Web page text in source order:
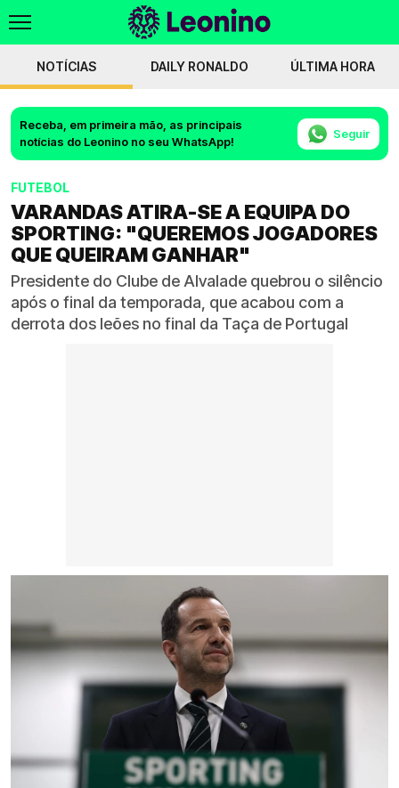
NOTÍCIAS DAILY RONALDO ÚLTIMA HORA
Receba, em primeira mão, as principais
notícias do Leonino no seu WhatsApp!
Seguir
FUTEBOL
VARANDAS ATIRA-SE A EQUIPA DO
SPORTING: "QUEREMOS JOGADORES
QUE QUEIRAM GANHAR"
Presidente do Clube de Alvalade quebrou o silêncio
após o final da temporada, que acabou com a
derrota dos leões no final da Taça de Portugal